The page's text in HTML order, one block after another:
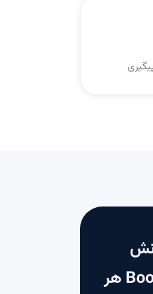
نیست — سیستم، مربی و شبکه است. Booster هر